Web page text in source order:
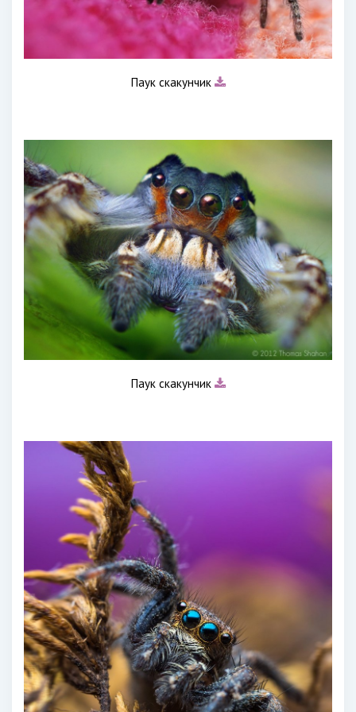
Паук скакунчик
Паук скакунчик